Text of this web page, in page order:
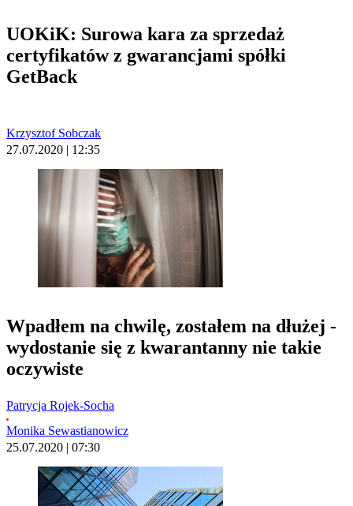
UOKiK: Surowa kara za sprzedaż
certyfikatów z gwarancjami spółki
GetBack
Krzysztof Sobczak
27.07.2020 | 12:35
Wpadłem na chwilę, zostałem na dłużej -
wydostanie się z kwarantanny nie takie
oczywiste
Patrycja Rojek-Socha
Monika Sewastianowicz
25.07.2020 | 07:30